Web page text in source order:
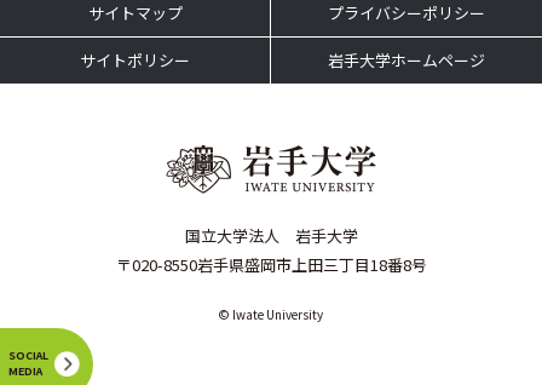
SOCIAL
MEDIA
サイトマップ プライバシーポリシー
サイトポリシー 岩手大学ホームページ
国立大学法人 岩手大学
〒020-8550岩手県盛岡市上田三丁目18番8号
© Iwate University